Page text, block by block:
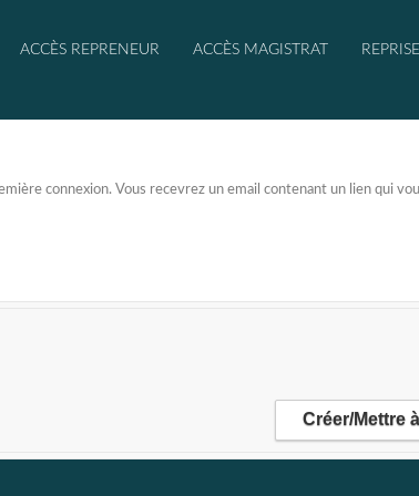
ACCÈS REPRENEUR ACCÈS MAGISTRAT
connexion. Vous recevrez un email contenant un lien qui